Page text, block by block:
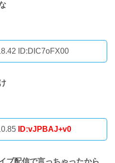
ID:DIC7oFX00
ID:vJPBAJ+v0
ブ配信で言っちゃったから